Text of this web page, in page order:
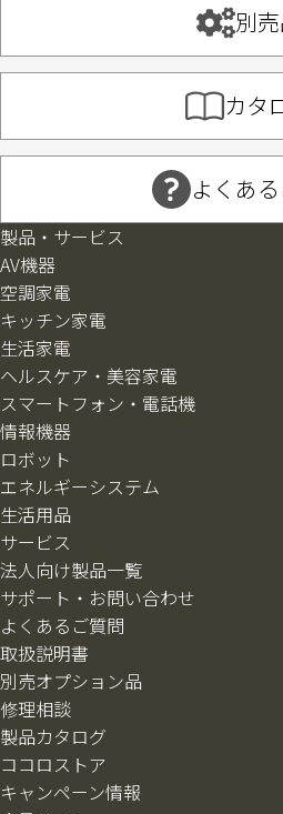
別
カタ
よくあ
製品・サービス
AV機器
空調家電
キッチン家電
生活家電
ヘルスケア・美容家電
スマートフォン・電話機
情報機器
ロボット
エネルギーシステム
生活用品
サービス
法人向け製品一覧
サポート・お問い合わせ
よくあるご質問
取扱説明書
別売オプション品
修理相談
製品カタログ
ココロストア
キャンペーン情報